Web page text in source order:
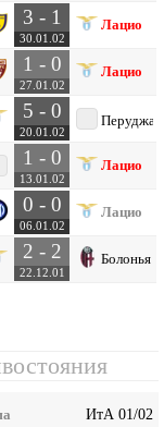
3 - 1
30.01.02
Лацио
1 - 0
27.01.02
Лацио
5 - 0
20.01.02
Перуджа
1 - 0
13.01.02
Лацио
0 - 0
06.01.02
Лацио
2 - 2
22.12.01
Болонья
ИтА 01/02